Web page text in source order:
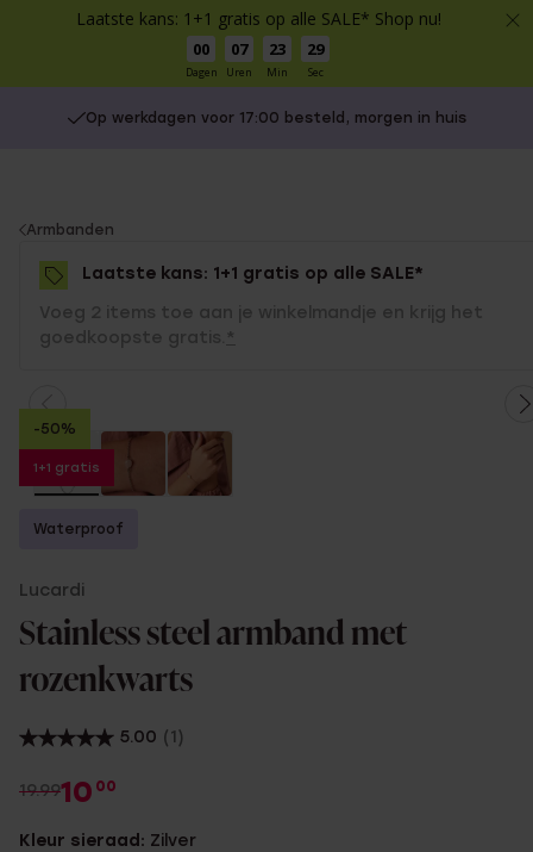
Laatste kans: 1+1 gratis op alle SALE* Shop nu!
00
Dagen
07
Uren
23
Min
29
Sec
Op werkdagen voor 17:00 besteld, morgen in huis
You
are
here:
Armbanden
Laatste kans: 1+1 gratis op alle SALE*
Voeg 2 items toe aan je winkelmandje en krijg het
goedkoopste gratis. *
-50%
1+1 gratis
Waterproof
Lucardi
Stainless steel armband met
rozenkwarts
5.00 (1)
19.9910 00
Kleur sieraad: Zilver